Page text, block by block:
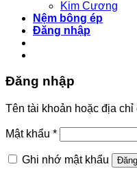
Kim Cương
Nệm bông ép
Đăng nhập
Đăng nhập
Tên tài khoản hoặc địa chỉ
Mật khẩu *Bắt
buộc
Ghi nhớ mật khẩu